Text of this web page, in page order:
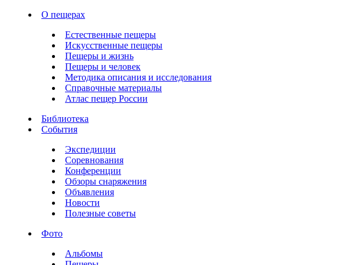
О пещерах
Естественные пещеры
Искусственные пещеры
Пещеры и жизнь
Пещеры и человек
Методика описания и исследования
Справочные материалы
Атлас пещер России
Библиотека
События
Экспедиции
Соревнования
Конференции
Обзоры снаряжения
Объявления
Новости
Полезные советы
Фото
Альбомы